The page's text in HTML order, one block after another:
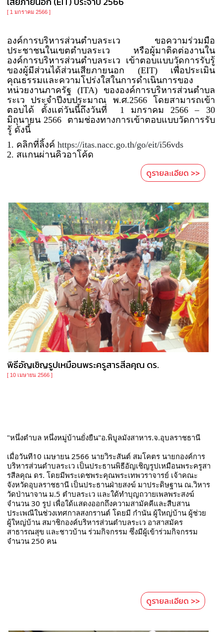
[ 1 มกราคม 2566 ]
องค์การบริหารส่วนตำบลระเว ขอความร่วมมือ
ประชาชนในเขตตำบลระเว หรือผู้มาติดต่องานใน
องค์การบริหารส่วนตำบลระเว เข้าตอบแบบวัดการรับรู้
ของผู้มีส่วนได้ส่วนเสียภายนอก (EIT) เพื่อประเมิน
คุณธรรมและความโปร่งใสในการดำเนินการของ
หน่วยงานภาครัฐ (ITA) ขององค์การบริหารส่วนตำบล
ระเว ประจำปีงบประมาณ พ.ศ.2566 โดยสามารถเข้า
ตอบได้ ตั้งแต่วันนี้ถึงวันที่ 1 มกราคม 2566 – 30
มิถุนายน 2566 ตามช่องทางการเข้าตอบแบบวัดการรับ
รู้ ดังนี้
1. คลิกที่ลิ้งค์https://itas.nacc.go.th/go/eit/i56vds
2. สแกนผ่านคิวอาโค้ด
ดูรายละเอียด >>
พิธีอัญเชิญรูปเหมือนพระครูสารสีลคุณ ดร.
[ 10 เมษายน 2566 ]
"หนึ่งตำบล หนึ่งหมู่บ้านยั่งยืน"อ.พิบูลมังสาหาร.จ.อุบลราชธานี
เมื่อวันที10 เมษายน 2566 นายวิระสันต์ สมโคตร นายกองค์การ
บริหารส่วนตำบลระเว เป็นประธานพิธีอัญเชิญรูปเหมือนพระครูสา
รสีลคุณ ดร. โดยมีพระเดชพระคุณพระเทพวราจารย์ เจ้าคณะ
จังหวัดอุบลราชธานี เป็นประธานฝ่ายสงฆ์ มาประดิษฐาน ณ.วิหาร
วัดป่านาจาน ม.5 ตำบลระเว และใด้ทำบุญถวายเพลพระสงฆ์
จำนวน 30 รูป เพื่อใด้แสดงออกถึงความสามัคคีและสืบสาน
ประเพณีในช่วงเทศกาลสงกรานต์ โดยมี กำนัน ผู้ใหญ่บ้าน ผู้ช่วย
ผู้ใหญ่บ้าน สมาชิกองค์บริหารส่วนตำบลระเว อาสาสมัคร
สาธารณสุข และชาวบ้าน ร่วมกิจกรรม ซึ่งมีผู้เข้าร่วมกิจกรรม
จำนวน 250 คน
ดูรายละเอียด >>